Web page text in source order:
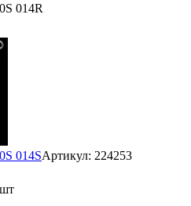
014R
014SАртикул: 224253
шт